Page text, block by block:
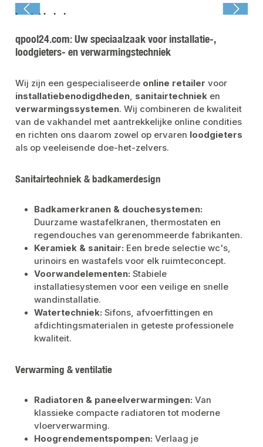
Laatst bekeken:
qpool24.com: Uw speciaalzaak voor installatie-,
loodgieters- en verwarmingstechniek
Wij zijn een gespecialiseerde online retailer voor
installatiebenodigdheden, sanitairtechniek en
verwarmingssystemen. Wij combineren de kwaliteit
van de vakhandel met aantrekkelijke online condities
en richten ons daarom zowel op ervaren loodgieters
als op veeleisende doe-het-zelvers.
Sanitairtechniek & badkamerdesign
Badkamerkranen & douchesystemen:
Duurzame wastafelkranen, thermostaten en
regendouches van gerenommeerde fabrikanten.
Keramiek & sanitair: Een brede selectie wc's,
urinoirs en wastafels voor elk ruimteconcept.
Voorwandelementen: Stabiele
installatiesystemen voor een veilige en snelle
wandinstallatie.
Watertechniek: Sifons, afvoerfittingen en
afdichtingsmaterialen in geteste professionele
kwaliteit.
Verwarming & ventilatie
Radiatoren & paneelverwarmingen: Van
klassieke compacte radiatoren tot moderne
vloerverwarming.
Hoogrendementspompen: Verlaag je